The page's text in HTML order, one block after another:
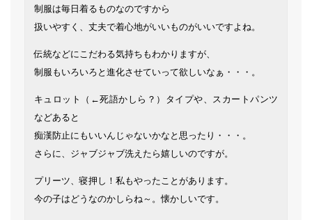
制服は毎日着るものなのですから
扱いやすく、丈夫で着心地がいいものがいいですよね。
伝統などにこだわる気持ちもわかりますが、
制服もいろいろと進化させていって欲しいなぁ・・・。
キュロット（←死語かしら？）タイプや、スカートパンツ
などあると
痴漢防止にもいいんじゃないかなと思ったり・・・。
さらに、ジャブジャブ洗えたら嬉しいのですが。
プリーツ、寝押し！私もやったことがあります。
今の子はどうなのかしらね～。懐かしいです。